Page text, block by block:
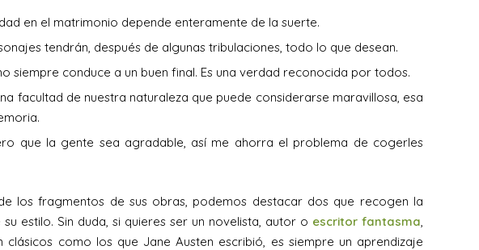
en el matrimonio depende enteramente de la suerte.
tendrán, después de algunas tribulaciones, todo lo que desean.
siempre conduce a un buen final. Es una verdad reconocida por todos.
facultad de nuestra naturaleza que puede considerarse maravillosa, esa
que la gente sea agradable, así me ahorra el problema de cogerles
los fragmentos de sus obras, podemos destacar dos que recogen la
su estilo. Sin duda, si quieres ser un novelista, autor o escritor fantasma
clásicos como los que Jane Austen escribió, es siempre un aprendizaje